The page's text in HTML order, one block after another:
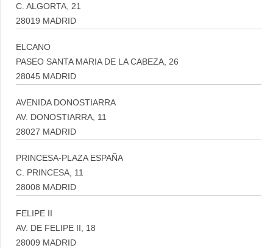
C. ALGORTA, 21
28019 MADRID
ELCANO
PASEO SANTA MARIA DE LA CABEZA, 26
28045 MADRID
AVENIDA DONOSTIARRA
AV. DONOSTIARRA, 11
28027 MADRID
PRINCESA-PLAZA ESPAÑA
C. PRINCESA, 11
28008 MADRID
FELIPE II
AV. DE FELIPE II, 18
28009 MADRID